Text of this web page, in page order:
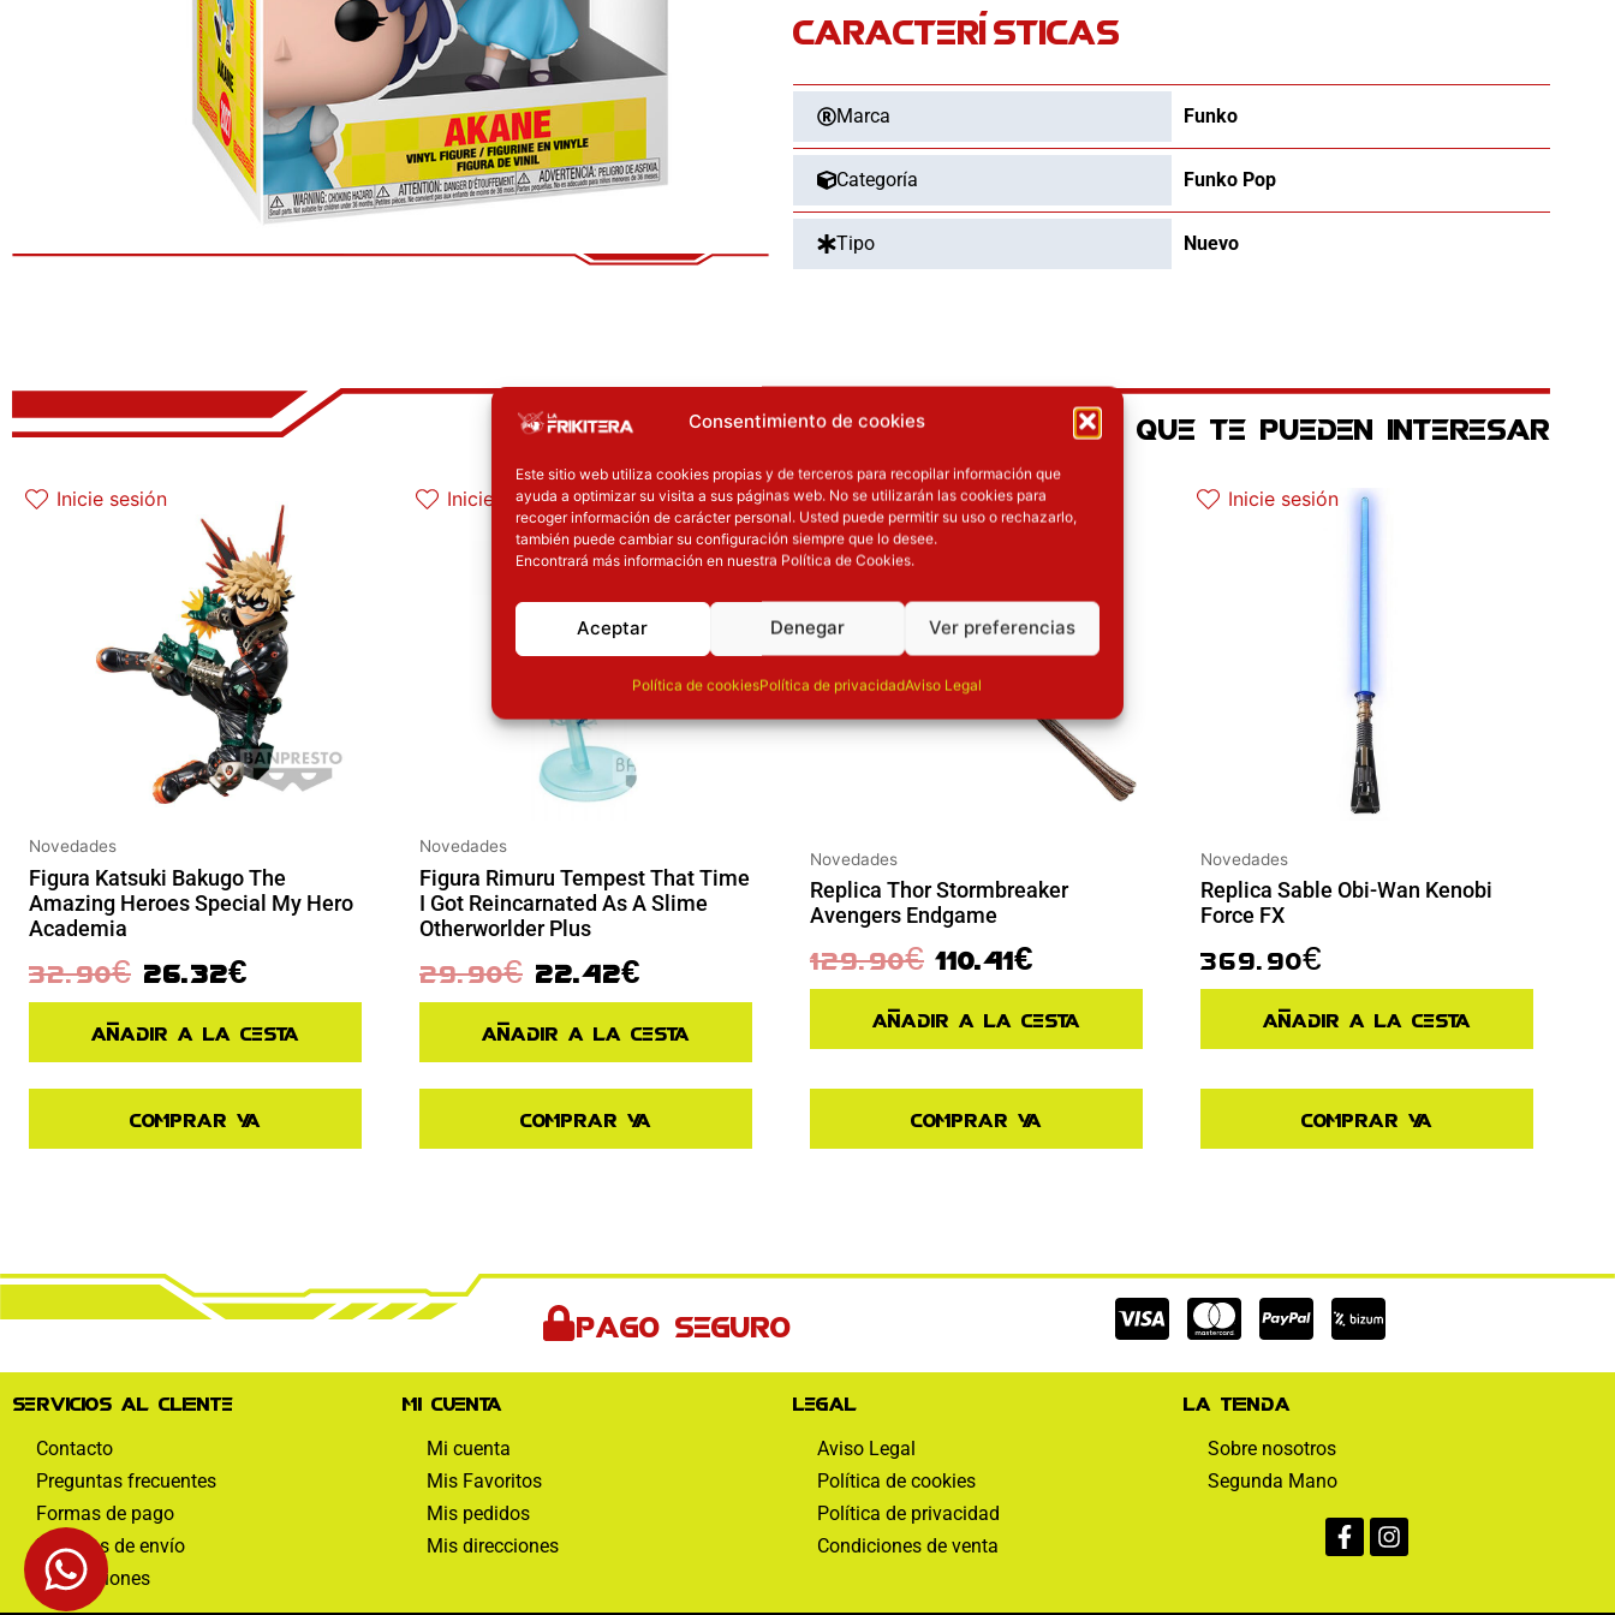
Consentimiento de cookies
Este sitio web utiliza cookies propias y de terceros para recopilar información que
ayuda a optimizar su visita a sus páginas web. No se utilizarán las cookies para
recoger información de carácter personal. Usted puede permitir su uso o rechazarlo,
también puede cambiar su configuración siempre que lo desee.
Encontrará más información en nuestra Política de Cookies.
Aceptar Denegar Ver preferencias
Política de cookiesPolítica de privacidadAviso Legal
1/2
cantidad
CARACTERÍSTICAS
Marca Funko
Categoría Funko Pop
Tipo Nuevo
OTROS PRODUCTOS QUE TE PUEDEN INTERESAR
Inicie sesión
Novedades
Figura Katsuki Bakugo The
Amazing Heroes Special My Hero
Academia
32.90€ 26.32€
Añadir a la cesta
Comprar ya
Inicie sesión
Novedades
Figura Rimuru Tempest That Time
I Got Reincarnated As A Slime
Otherworlder Plus
29.90€
El precio original era: 29.90€.
22.42€
El precio actual es: 22.42€.
Añadir a la cesta
Comprar ya
Inicie sesión
Novedades
Replica Thor Stormbreaker
Avengers Endgame
129.90€
El precio original era: 129.90€.
110.41€
El precio actual es: 110.41€.
Añadir a la cesta
Comprar ya
Inicie sesión
Novedades
Replica Sable Obi-Wan Kenobi
Force FX
369.90€
Añadir a la cesta
Comprar ya
Pago seguro
Cc-
visa
Cc-
mastercard
Cc-
paypal
Servicios al cliente
Contacto
Preguntas frecuentes
Formas de pago
Políticas de envío
Devoluciones
Mi cuenta
Mi cuenta
Mis Favoritos
Mis pedidos
Mis direcciones
Legal
Aviso Legal
Política de cookies
Política de privacidad
Condiciones de venta
La tienda
Sobre nosotros
Segunda Mano
f